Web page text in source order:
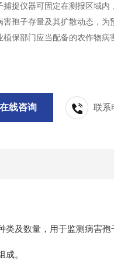
捕捉仪器可固定在测报区域内
害孢子存量及其扩散动态，
植保部门应当配备的农作物病
在线咨询 联系
及数量，用于监测病害
。